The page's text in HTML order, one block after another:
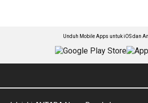
Unduh Mobile Apps untuk iOS dan